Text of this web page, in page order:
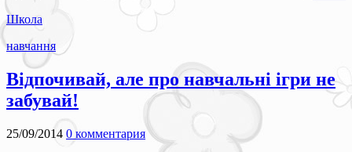
Школа
навчання
Відпочивай, але про навчальні ігри не
забувай!
25/09/2014 0 комментария